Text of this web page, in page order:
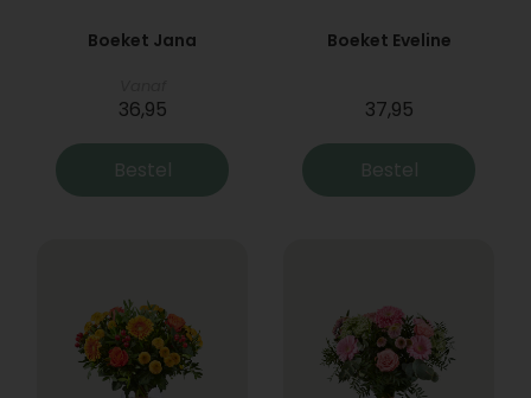
Boeket Jana
36,95
Bestel
Boeket Eveline
37,95
Bestel